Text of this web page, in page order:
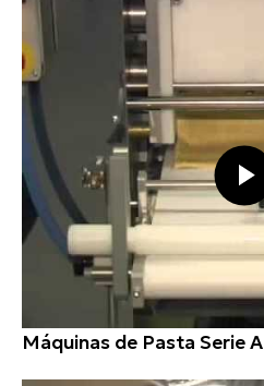
Máquinas de Pasta Serie A